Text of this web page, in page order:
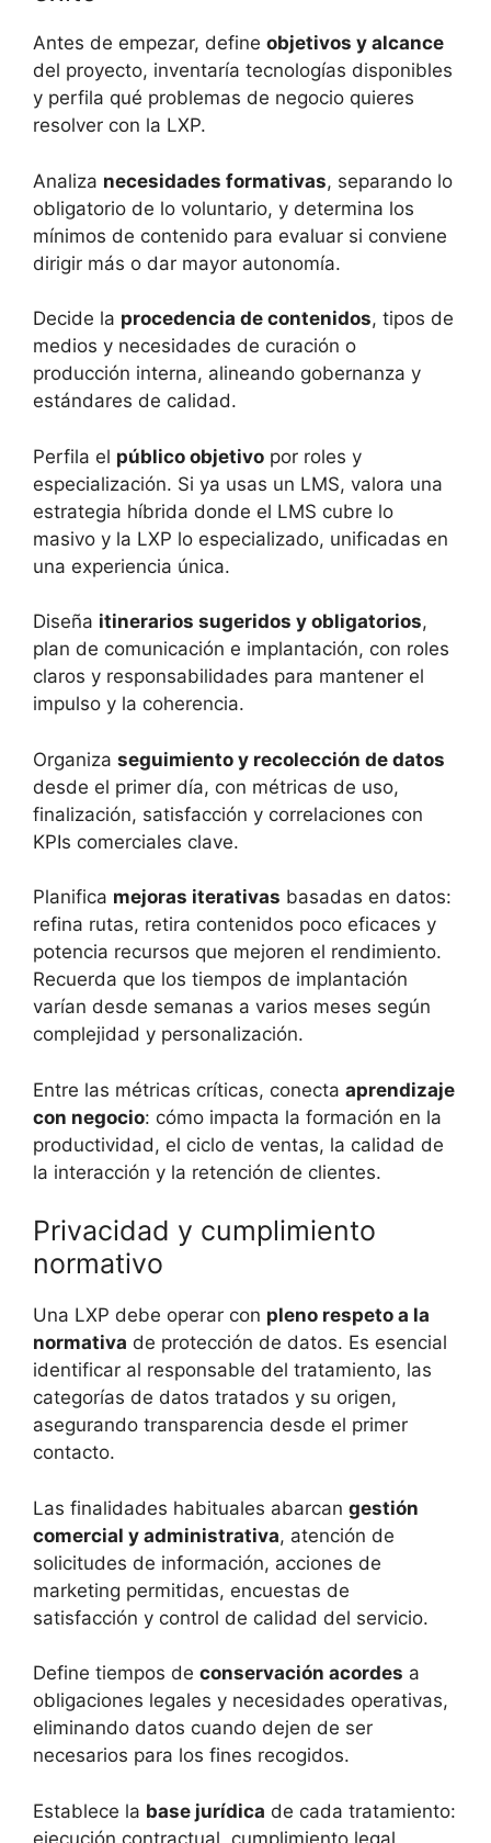
Antes de empezar, define objetivos y alcance
del proyecto, inventaría tecnologías disponibles
y perfila qué problemas de negocio quieres
resolver con la LXP.
Analiza necesidades formativas, separando lo
obligatorio de lo voluntario, y determina los
mínimos de contenido para evaluar si conviene
dirigir más o dar mayor autonomía.
Decide la procedencia de contenidos, tipos de
medios y necesidades de curación o
producción interna, alineando gobernanza y
estándares de calidad.
Perfila el público objetivo por roles y
especialización. Si ya usas un LMS, valora una
estrategia híbrida donde el LMS cubre lo
masivo y la LXP lo especializado, unificadas en
una experiencia única.
Diseña itinerarios sugeridos y obligatorios,
plan de comunicación e implantación, con roles
claros y responsabilidades para mantener el
impulso y la coherencia.
Organiza seguimiento y recolección de datos
desde el primer día, con métricas de uso,
finalización, satisfacción y correlaciones con
KPIs comerciales clave.
Planifica mejoras iterativas basadas en datos:
refina rutas, retira contenidos poco eficaces y
potencia recursos que mejoren el rendimiento.
Recuerda que los tiempos de implantación
varían desde semanas a varios meses según
complejidad y personalización.
Entre las métricas críticas, conecta aprendizaje
con negocio: cómo impacta la formación en la
productividad, el ciclo de ventas, la calidad de
la interacción y la retención de clientes.
Privacidad y cumplimiento
normativo
Una LXP debe operar con pleno respeto a la
normativa de protección de datos. Es esencial
identificar al responsable del tratamiento, las
categorías de datos tratados y su origen,
asegurando transparencia desde el primer
contacto.
Las finalidades habituales abarcan gestión
comercial y administrativa, atención de
solicitudes de información, acciones de
marketing permitidas, encuestas de
satisfacción y control de calidad del servicio.
Define tiempos de conservación acordes a
obligaciones legales y necesidades operativas,
eliminando datos cuando dejen de ser
necesarios para los fines recogidos.
Establece la base jurídica de cada tratamiento:
ejecución contractual, cumplimiento legal,